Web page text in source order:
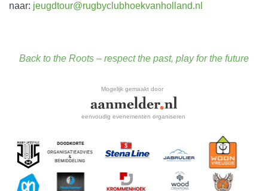
naar: jeugdtour@rugbyclubhoekvanholland.nl
Back to the Roots – respect the past, play for the future
Mogelijk gemaakt door
eenvoudig evenementen organiseren